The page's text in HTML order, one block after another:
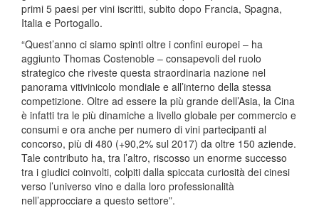
primi 5 paesi per vini iscritti, subito dopo Francia, Spagna,
Italia e Portogallo.
“Quest’anno ci siamo spinti oltre i confini europei – ha
aggiunto Thomas Costenoble – consapevoli del ruolo
strategico che riveste questa straordinaria nazione nel
panorama vitivinicolo mondiale e all’interno della stessa
competizione. Oltre ad essere la più grande dell’Asia, la Cina
è infatti tra le più dinamiche a livello globale per commercio e
consumi e ora anche per numero di vini partecipanti al
concorso, più di 480 (+90,2% sul 2017) da oltre 150 aziende.
Tale contributo ha, tra l’altro, riscosso un enorme successo
tra i giudici coinvolti, colpiti dalla spiccata curiosità dei cinesi
verso l’universo vino e dalla loro professionalità
nell’approcciare a questo settore”.